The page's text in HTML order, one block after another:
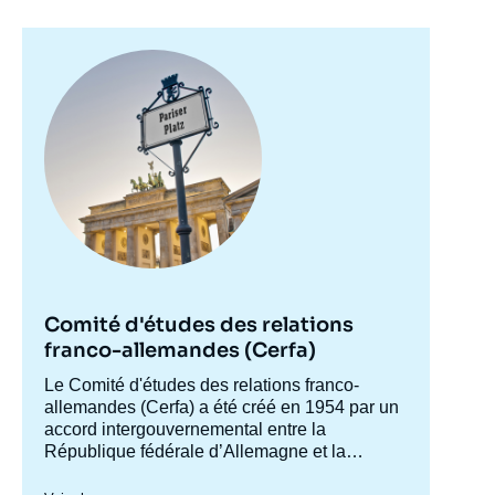
principale
Comité d'études des relations
franco-allemandes (Cerfa)
Accroche
centre
Le Comité d'études des relations franco-
allemandes (Cerfa) a été créé en 1954 par un
accord intergouvernemental entre la
République fédérale d’Allemagne et la
Image
de
couverture
de
la
publication
Jean KLEIN, « Benoît XVI : un pape
», Notes, Notes du Cerfa, Ifri, 10 mai 2007.
Copier